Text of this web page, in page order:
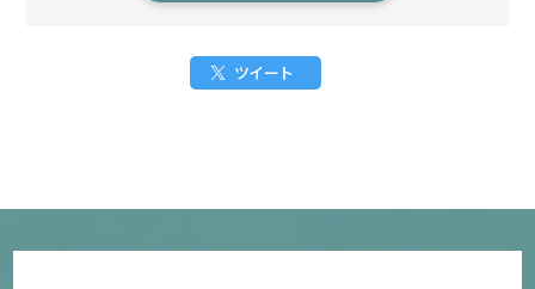
ツイート